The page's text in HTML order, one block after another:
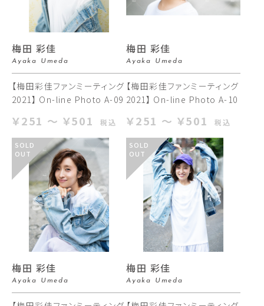
梅田 彩佳
Ayaka Umeda
【梅田彩佳ファンミーティング
2021】 On-line Photo A-09
￥251 ～ ￥501 税込
梅田 彩佳
Ayaka Umeda
【梅田彩佳ファンミーティング
2021】 On-line Photo A-10
￥251 ～ ￥501 税込
SOLD
OUT
梅田 彩佳
Ayaka Umeda
SOLD
OUT
梅田 彩佳
Ayaka Umeda